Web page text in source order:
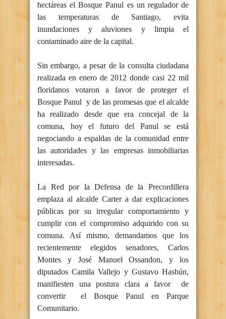
hectáreas el Bosque Panul es un regulador de
las temperaturas de Santiago, evita
inundaciones y aluviones y limpia el
contaminado aire de la capital.
Sin embargo, a pesar de la consulta ciudadana
realizada en enero de 2012 donde casi 22 mil
floridanos votaron a favor de proteger el
Bosque Panul y de las promesas que el alcalde
ha realizado desde que era concejal de la
comuna, hoy el futuro del Panul se está
negociando a espaldas de la comunidad entre
las autoridades y las empresas inmobiliarias
interesadas.
La Red por la Defensa de la Precordillera
emplaza al alcalde Carter a dar explicaciones
públicas por su irregular comportamiento y
cumplir con el compromiso adquirido con su
comuna. Así mismo, demandamos que los
recientemente elegidos senadores, Carlos
Montes y José Manuel Ossandon, y los
diputados Camila Vallejo y Gustavo Hasbún,
manifiesten una postura clara a favor de
convertir el Bosque Panul en Parque
Comunitario.